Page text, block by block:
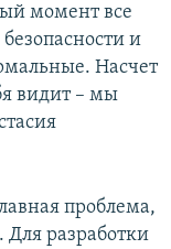
момент все
безопасности и
Насчет
видит – мы
проблема,
Для разработки